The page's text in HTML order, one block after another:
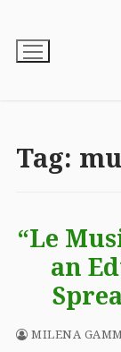
contenuto
Tag:
“Le
an
MILENA